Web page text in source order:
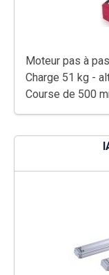
Moteur pas à
Charge 51 kg -
Course de 500